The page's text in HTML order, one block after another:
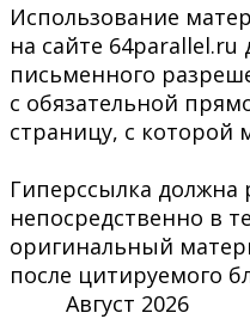
Использование
на сайте 64parallel.ru
письменного
с обязательной
страницу, с которой
Гиперссылка должна
непосредственно в
оригинальный
после цитируемого
Август 2026